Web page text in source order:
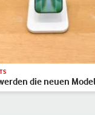
die neuen